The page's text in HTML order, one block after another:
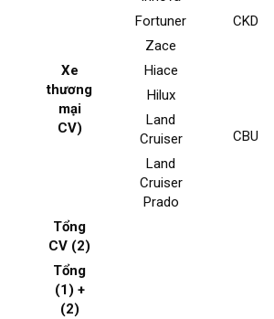
Xe
thương
mại
CV)
CKD
Fortuner
Zace
Hiace
CBU
Hilux
Land
Cruiser
Land
Cruiser
Prado
Tổng
CV (2)
Tổng
(1) +
(2)